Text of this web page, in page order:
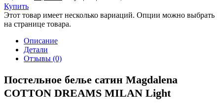
Купить
Этот товар имеет несколько вариаций. Опции можно выбрать
на странице товара.
Описание
Детали
Отзывы (0)
Постельное белье сатин Magdalena
COTTON DREAMS MILAN Light